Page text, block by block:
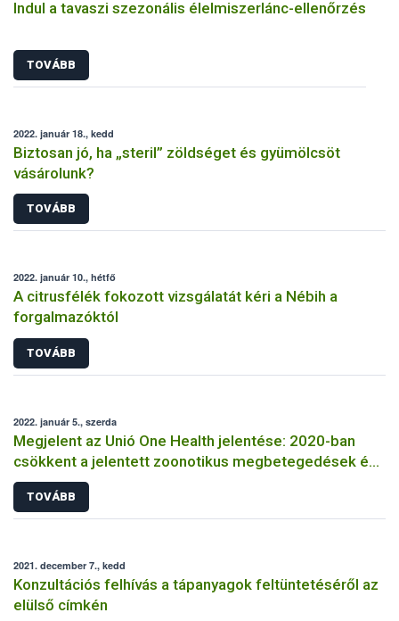
Indul a tavaszi szezonális élelmiszerlánc-ellenőrzés
TOVÁBB
2022. január 18., kedd
Biztosan jó, ha „steril” zöldséget és gyümölcsöt
vásárolunk?
TOVÁBB
2022. január 10., hétfő
A citrusfélék fokozott vizsgálatát kéri a Nébih a
forgalmazóktól
TOVÁBB
2022. január 5., szerda
Megjelent az Unió One Health jelentése: 2020-ban
csökkent a jelentett zoonotikus megbetegedések és
az élelmiszer-eredetű járványok száma
TOVÁBB
2021. december 7., kedd
Konzultációs felhívás a tápanyagok feltüntetéséről az
elülső címkén